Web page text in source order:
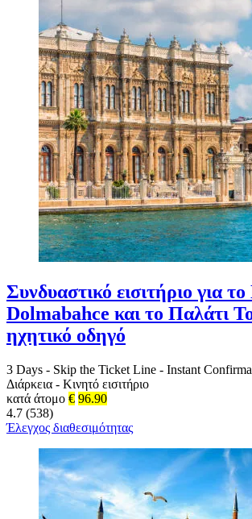
Συνδυαστικό εισιτήριο για
Dolmabahce και το Παλάτι
ηχητικό οδηγό
3 Days - Skip the Ticket Line - Instant
Διάρκεια - Κινητό εισιτήριο
κατά άτομο € 96.90
4.7 (538)
Έλεγχος διαθεσιμότητας